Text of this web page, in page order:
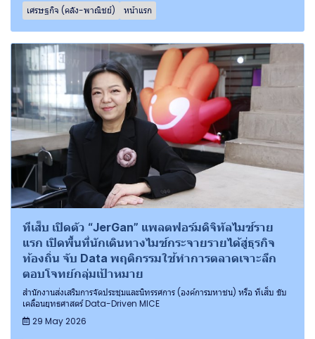
เศรษฐกิจ (คลัง-พาณิชย์) หน้าแรก
ทีเส็บ เปิดตัว “JerGan” แพลตฟอร์มดิจิทัลไมซ์ราย
แรก เปิดพื้นที่นักเดินทางไมซ์กระจายรายได้สู่ธุรกิจ
ท้องถิ่น จับ Data พฤติกรรมใช้ทำการตลาดเจาะลึก
ตอบโจทย์กลุ่มเป้าหมาย
สำนักงานส่งเสริมการจัดประชุมและนิทรรศการ (องค์การมหาชน) หรือ ทีเส็บ ขับ
เคลื่อนยุทธศาสตร์ Data-Driven MICE
29 May 2026